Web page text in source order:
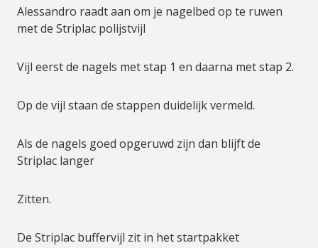
Alessandro raadt aan om je nagelbed op te ruwen
met de Striplac polijstvijl
Vijl eerst de nagels met stap 1 en daarna met stap 2.
Op de vijl staan de stappen duidelijk vermeld.
Als de nagels goed opgeruwd zijn dan blijft de
Striplac langer
Zitten.
De Striplac buffervijl zit in het startpakket